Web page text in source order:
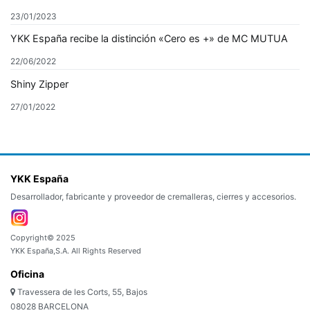
23/01/2023
YKK España recibe la distinción «Cero es +» de MC MUTUA
22/06/2022
Shiny Zipper
27/01/2022
YKK España
Desarrollador, fabricante y proveedor de cremalleras, cierres y accesorios.
Copyright© 2025
YKK España,S.A. All Rights Reserved
Oficina
Travessera de les Corts, 55, Bajos
08028 BARCELONA